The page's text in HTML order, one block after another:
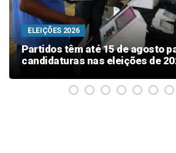
PEDIDO NEGADO
Moraes nega pedido e
receber filhos no Dia dos Pais